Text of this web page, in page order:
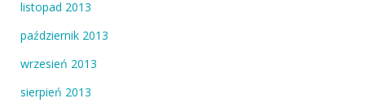
listopad 2013
październik 2013
wrzesień 2013
sierpień 2013